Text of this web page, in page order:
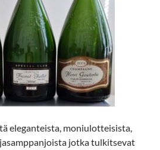
eleganteista, moniulotteisista,
jotka tulkitsevat